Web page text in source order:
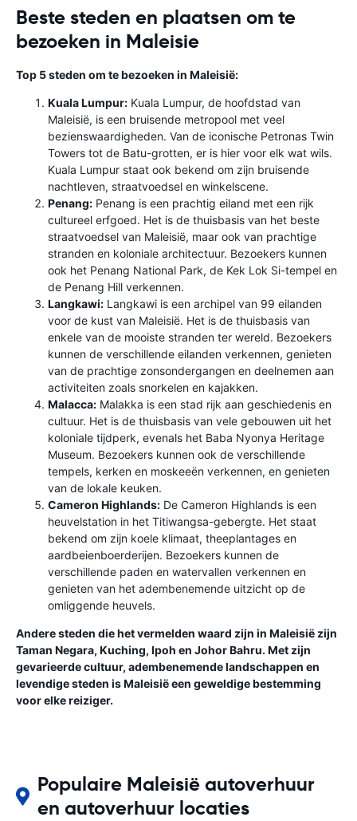
Beste steden en plaatsen om te
bezoeken in Maleisie
Top 5 steden om te bezoeken in Maleisië:
Kuala Lumpur: Kuala Lumpur, de hoofdstad van
Maleisië, is een bruisende metropool met veel
bezienswaardigheden. Van de iconische Petronas Twin
Towers tot de Batu-grotten, er is hier voor elk wat wils.
Kuala Lumpur staat ook bekend om zijn bruisende
nachtleven, straatvoedsel en winkelscene.
Penang: Penang is een prachtig eiland met een rijk
cultureel erfgoed. Het is de thuisbasis van het beste
straatvoedsel van Maleisië, maar ook van prachtige
stranden en koloniale architectuur. Bezoekers kunnen
ook het Penang National Park, de Kek Lok Si-tempel en
de Penang Hill verkennen.
Langkawi: Langkawi is een archipel van 99 eilanden
voor de kust van Maleisië. Het is de thuisbasis van
enkele van de mooiste stranden ter wereld. Bezoekers
kunnen de verschillende eilanden verkennen, genieten
van de prachtige zonsondergangen en deelnemen aan
activiteiten zoals snorkelen en kajakken.
Malacca: Malakka is een stad rijk aan geschiedenis en
cultuur. Het is de thuisbasis van vele gebouwen uit het
koloniale tijdperk, evenals het Baba Nyonya Heritage
Museum. Bezoekers kunnen ook de verschillende
tempels, kerken en moskeeën verkennen, en genieten
van de lokale keuken.
Cameron Highlands: De Cameron Highlands is een
heuvelstation in het Titiwangsa-gebergte. Het staat
bekend om zijn koele klimaat, theeplantages en
aardbeienboerderijen. Bezoekers kunnen de
verschillende paden en watervallen verkennen en
genieten van het adembenemende uitzicht op de
omliggende heuvels.
Andere steden die het vermelden waard zijn in Maleisië zijn
Taman Negara, Kuching, Ipoh en Johor Bahru. Met zijn
gevarieerde cultuur, adembenemende landschappen en
levendige steden is Maleisië een geweldige bestemming
voor elke reiziger.
Populaire Maleisië autoverhuur
en autoverhuur locaties